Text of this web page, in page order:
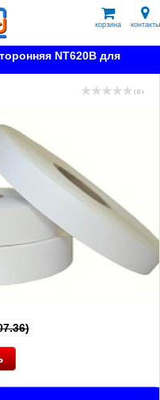
корзина контакты
NT620B для
( 0 )